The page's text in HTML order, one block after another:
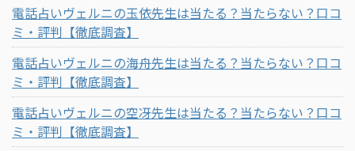
電話占いヴェルニの玉依先生は当たる？当たらない？口コ
ミ・評判【徹底調査】
電話占いヴェルニの海舟先生は当たる？当たらない？口コ
ミ・評判【徹底調査】
電話占いヴェルニの空冴先生は当たる？当たらない？口コ
ミ・評判【徹底調査】